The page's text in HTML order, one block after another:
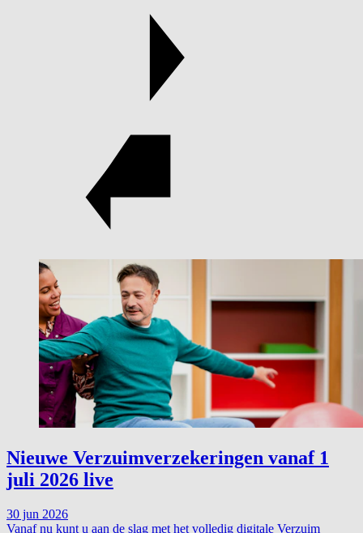
Nieuwe Verzuimverzekeringen vanaf 1
juli 2026 live
30 jun 2026
Vanaf nu kunt u aan de slag met het volledig digitale Verzuim